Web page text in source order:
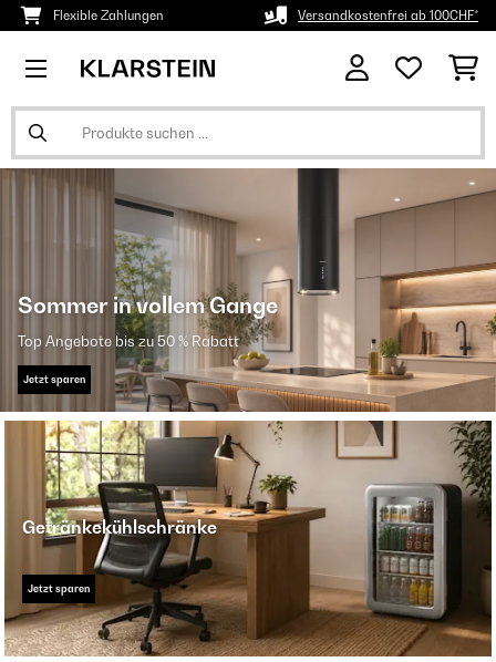
Flexible Zahlungen Versandkostenfrei ab 100CHF*
Sommer in vollem Gange
Top Angebote bis zu 50 % Rabatt
Jetzt sparen
Getränkekühlschränke
Jetzt sparen